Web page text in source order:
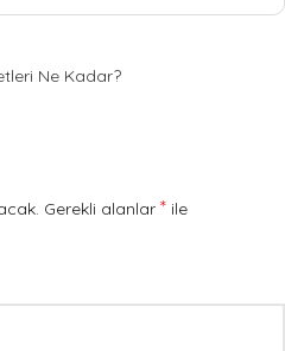
Ne Kadar?
Gerekli alanlar * ile